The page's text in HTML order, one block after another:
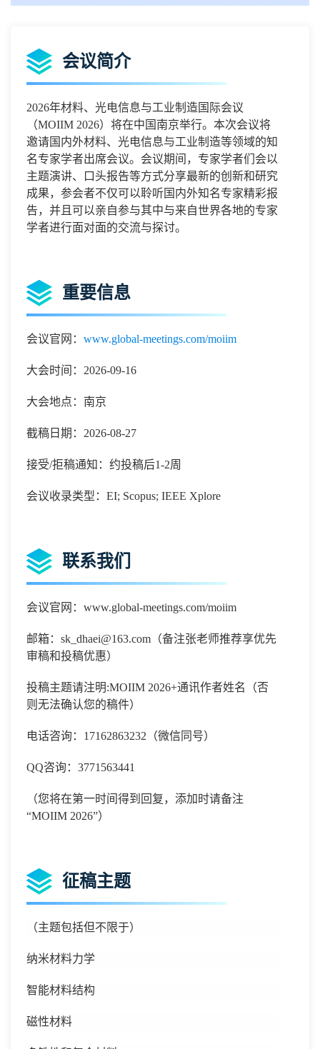
会议简介
2026年材料、光电信息与工业制造国际会议
（MOIIM 2026）将在中国 南京举行。本次会议将
邀请国内外材料、光电信息与工业制造等领域的知
名专家学者出席会议。会议期间，专家学者们会以
主题演讲、口头报告等方式分享最新的创新和研究
成果，参会者不仅可以聆听国内外知名专家精彩报
告，并且可以亲自参与其中与来自世界各地的专家
学者进行面对面的交流与探讨。
重要信息
会议官网： www.global-meetings.com/moiim
大会时间：2026-09-16
大会地点：南京
截稿日期：2026-08-27
接受/拒稿通知：约投稿后1-2周
会议收录类型：EI; Scopus; IEEE Xplore
联系我们
会议官网： www.global-meetings.com/moiim
邮箱： sk_dhaei@163.com（备注张老师推荐享优先
审稿和投稿优惠）
投稿主题请注明:MOIIM 2026+通讯作者姓名（否
则无法确认您的稿件）
电话咨询： 17162863232 （微信同号）
QQ咨询：3771563441
（您将在第一时间得到回复，添加时请备注
“MOIIM 2026”）
征稿主题
（主题包括但不限于）
纳米材料力学
智能材料结构
磁性材料